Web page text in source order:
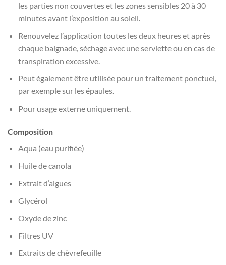
les parties non couvertes et les zones sensibles 20 à 30
minutes avant l’exposition au soleil.
Renouvelez l’application toutes les deux heures et après
chaque baignade, séchage avec une serviette ou en cas de
transpiration excessive.
Peut également être utilisée pour un traitement ponctuel,
par exemple sur les épaules.
Pour usage externe uniquement.
Composition
Aqua (eau purifiée)
Huile de canola
Extrait d’algues
Glycérol
Oxyde de zinc
Filtres UV
Extraits de chèvrefeuille